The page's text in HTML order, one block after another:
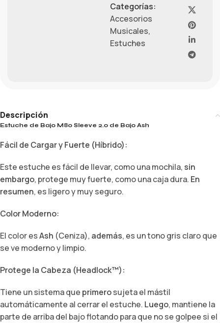
Categorías:
Accesorios
Musicales,
Estuches
Descripción
Estuche de Bajo M80 Sleeve 2.0 de Bajo Ash
Fácil de Cargar y Fuerte (Híbrido):
Este estuche es fácil de llevar, como una mochila, sin
embargo, protege muy fuerte, como una caja dura. En
resumen, es ligero y muy seguro.
Color Moderno:
El color esAsh (Ceniza), además, es un tono gris claro que
se ve moderno y limpio.
Protege la Cabeza (Headlock™):
Tiene un sistema que primerosujeta el mástil
automáticamente al cerrar el estuche. Luego, mantiene la
parte de arriba del bajo flotando para que no se golpee si el